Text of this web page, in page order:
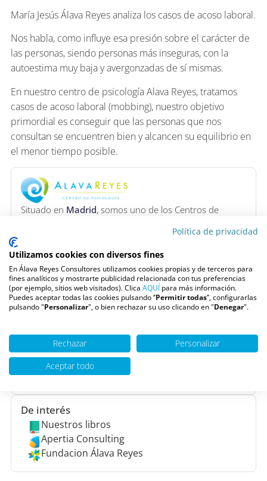
María Jesús Álava Reyes analiza los casos de acoso laboral.
Nos habla, como influye esa presión sobre el carácter de
las personas, siendo personas más inseguras, con la
autoestima muy baja y avergonzadas de sí mismas.
En nuestro centro de psicología Alava Reyes, tratamos
casos de acoso laboral (mobbing), nuestro objetivo
primordial es conseguir que las personas que nos
consultan se encuentren bien y alcancen su equilibrio en
el menor tiempo posible.
Situado en Madrid, somos uno de los Centros de
, Psiquiatras,
Logopedas y Neuropsicólogos, que nos permite
trabajar con todos los rangos de edad y tipos de
terapia.
Pide una cita
Escúchanos en
Youtube
Ivoox
La mañana - TVE (10:00h)
De interés
Nuestros libros
Apertia Consulting
Fundacion Álava Reyes
Política de privacidad
Utilizamos cookies con diversos fines
En Álava Reyes Consultores utilizamos cookies propias y de terceros para
fines analíticos y mostrarte publicidad relacionada con tus preferencias
(por ejemplo, sitios web visitados). Clica AQUÍ para más información.
Puedes aceptar todas las cookies pulsando ‘’Permitir todas”, configurarlas
pulsando "Personalizar", o bien rechazar su uso clicando en "Denegar".
Rechazar
Personalizar
Aceptar todo